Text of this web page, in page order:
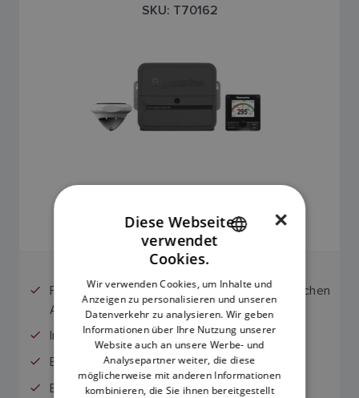
SKU: T70162
UVP inkl. MwSt.
Funktioniert mit mechanischen oder hydraulischen
Antrieben vom Typ 2 oder 3.
Inklusive p70Rs Bedieneinheit
EV-1 Sensorkern inbegriffen
Beinhaltet die ACU-400 Antrieb-Steuerung
DANISH
ITALIAN
SWEDISH
GERMAN
×
Diese Webseite
verwendet
Cookies.
Wir verwenden Cookies, um Inhalte und
Anzeigen zu personalisieren und unseren
Datenverkehr zu analysieren. Wir geben
Informationen über Ihre Nutzung unserer
Website auch an unsere Werbe- und
Analysepartner weiter, die diese
möglicherweise mit anderen Informationen
kombinieren, die Sie ihnen bereitgestellt